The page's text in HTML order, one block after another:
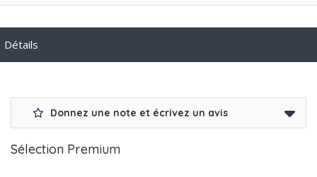
Détails
Donnez une note et écrivez un avis
Sélection Premium